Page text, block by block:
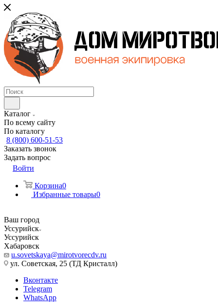
Каталог
По всему сайту
По каталогу
8 (800) 600-51-53
Заказать звонок
Задать вопрос
Войти
Корзина0
Избранные товары0
Ваш город
Уссурийск
Уссурийск
Хабаровск
u.sovetskaya@mirotvorecdv.ru
ул. Советская, 25 (ТД Кристалл)
Вконтакте
Telegram
WhatsApp